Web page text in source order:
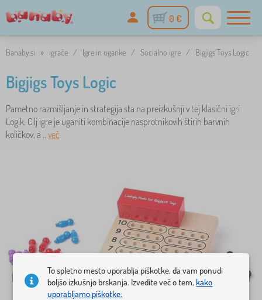
0 €
Banaby.si » Igrače / Igre in uganke / Socialno igre / Bigjigs Toys Logic
Bigjigs Toys Logic
Pametno razmišljanje in strategija sta na preizkušnji v tej klasični igri
Logik. Cilj igre je uganiti kombinacije nasprotnikovih štirih barvnih
količkov, a .. več
To spletno mesto uporablja piškotke, da vam ponudi
boljšo izkušnjo brskanja. Izvedite več o tem,kako
uporabljamo piškotke.